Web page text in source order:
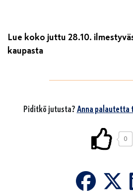
Lue koko juttu 28.10.
kaupasta
Piditkö jutusta?Anna
0